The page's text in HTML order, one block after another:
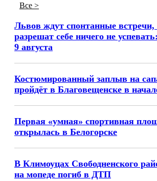
Все >
Львов ждут спонтанные
разрешат себе ничего не
9 августа
Костюмированный заплыв на
пройдёт в Благовещенске в
Первая «умная» спортивная
открылась в Белогорске
В Климоуцах Свободненского
на мопеде погиб в ДТП